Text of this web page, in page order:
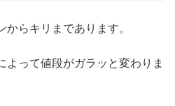
らキリまであります。
よって値段がガラッと変わりま